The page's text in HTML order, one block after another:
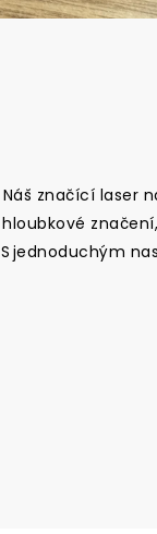
Náš značící laser
hloubkové
S jednoduchým